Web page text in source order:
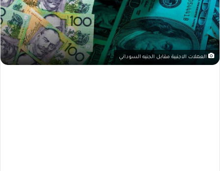
العملات الاجنبية مقابل الجنيه السوداني